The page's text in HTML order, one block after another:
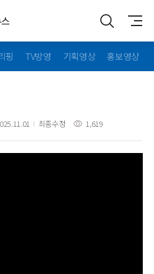
핑 TV방영 기획영상 홍보영상
최종수정 1,619